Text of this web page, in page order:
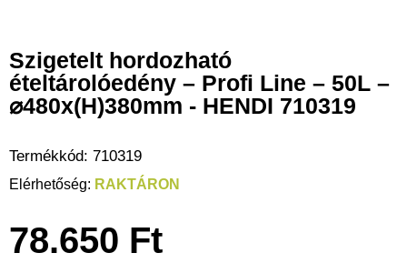
Szigetelt hordozható
ételtárolóedény – Profi Line – 50L –
⌀480x(H)380mm - HENDI 710319
Termékkód: 710319
RAKTÁRON
78.650 Ft